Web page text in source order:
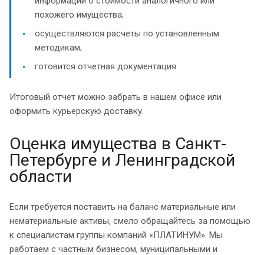
похожего имущества;
осуществляются расчеты по установленным
методикам;
готовится отчетная документация.
Итоговый отчет можно забрать в нашем офисе или
оформить курьерскую доставку.
Оценка имущества в Санкт-
Петербурге и Ленинградской
области
Если требуется поставить на баланс материальные или
нематериальные активы, смело обращайтесь за помощью
к специалистам группы компаний «ПЛАТИНУМ». Мы
работаем с частным бизнесом, муниципальными и